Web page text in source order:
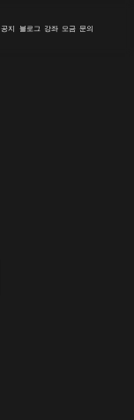
공지 블로그 강좌 모금 문의